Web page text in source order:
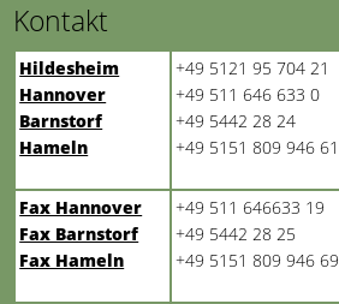
Kontakt
Hildesheim
Hannover
Barnstorf
Hameln
+49 5121 95 704 21
+49 511 646 633 0
+49 5442 28 24
+49 5151 809 946 61
Fax Hannover
Fax Barnstorf
Fax Hameln
+49 511 646633 19
+49 5442 28 25
+49 5151 809 946 69